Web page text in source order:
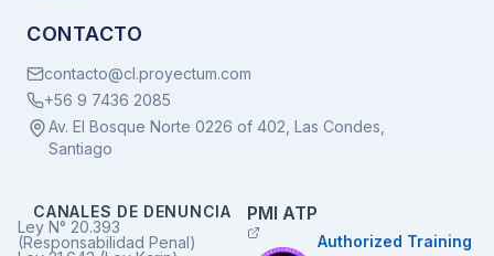
CONTACTO
contacto@cl.proyectum.com
+56 9 7436 2085
Av. El Bosque Norte 0226 of 402, Las Condes,
Santiago
CANALES DE DENUNCIA
Ley N° 20.393
(Responsabilidad Penal)
PMI ATP
Authorized Training